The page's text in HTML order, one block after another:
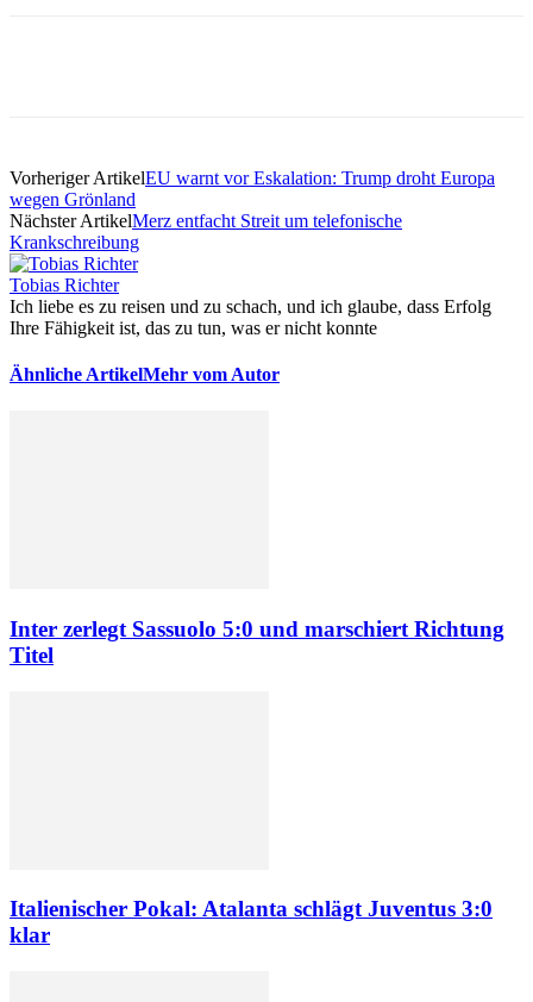
Vorheriger ArtikelEU warnt vor Eskalation: Trump droht Europa
wegen Grönland
Nächster ArtikelMerz entfacht Streit um telefonische
Krankschreibung
Tobias Richter
Ich liebe es zu reisen und zu schach, und ich glaube, dass Erfolg
Ihre Fähigkeit ist, das zu tun, was er nicht konnte
Ähnliche ArtikelMehr vom Autor
Inter zerlegt Sassuolo 5:0 und marschiert Richtung
Titel
Italienischer Pokal: Atalanta schlägt Juventus 3:0
klar